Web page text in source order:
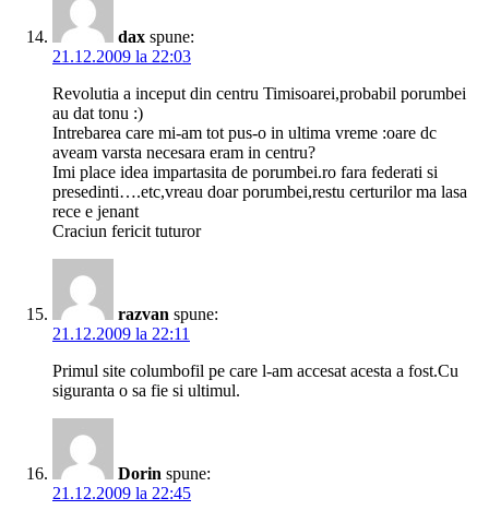
dax spune:
21.12.2009 la 22:03
Revolutia a inceput din centru Timisoarei,probabil porumbei
au dat tonu :)
Intrebarea care mi-am tot pus-o in ultima vreme :oare dc
aveam varsta necesara eram in centru?
Imi place idea impartasita de porumbei.ro fara federati si
presedinti….etc,vreau doar porumbei,restu certurilor ma lasa
rece e jenant
Craciun fericit tuturor
razvan spune:
21.12.2009 la 22:11
Primul site columbofil pe care l-am accesat acesta a fost.Cu
siguranta o sa fie si ultimul.
Dorin spune:
21.12.2009 la 22:45